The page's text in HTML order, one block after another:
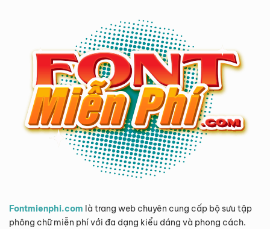
Fontmienphi.com là trang web chuyên cung cấp bộ sưu tập
phông chữ miễn phí với đa dạng kiểu dáng và phong cách.